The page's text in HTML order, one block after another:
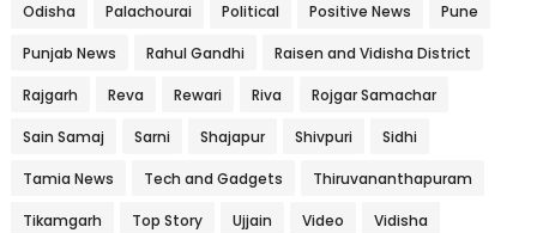
Odisha Palachourai Political Positive News Pune
Punjab News Rahul Gandhi Raisen and Vidisha District
Rajgarh Reva Rewari Riva Rojgar Samachar
Sain Samaj Sarni Shajapur Shivpuri Sidhi
Tamia News Tech and Gadgets Thiruvananthapuram
Tikamgarh Top Story Ujjain Video Vidisha